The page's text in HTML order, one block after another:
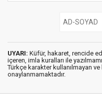
UYARI: Küfür, hakaret, rencide
içeren, imla kuralları ile
Türkçe karakter kullanılmayan
onaylanmamaktadır.